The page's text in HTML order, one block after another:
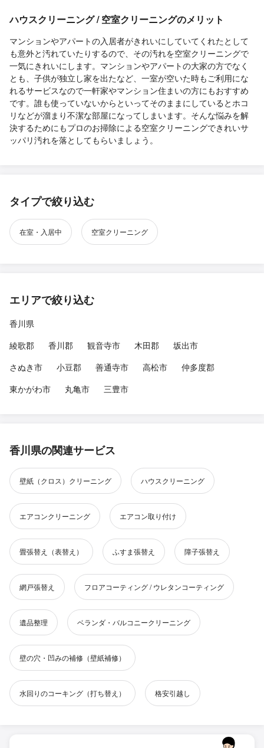
ハウスクリーニング / 空室クリーニングのメリット
マンションやアパートの入居者がきれいにしていてくれたとして
も意外と汚れていたりするので、その汚れを空室クリーニングで
一気にきれいにします。マンションやアパートの大家の方でなく
とも、子供が独立し家を出たなど、一室が空いた時もご利用にな
れるサービスなので一軒家やマンション住まいの方にもおすすめ
です。誰も使っていないからといってそのままにしているとホコ
リなどが溜まり不潔な部屋になってしまいます。そんな悩みを解
決するためにもプロのお掃除による空室クリーニングできれいサ
ッパリ汚れを落としてもらいましょう。
タイプで絞り込む
在室・入居中 空室クリーニング
エリアで絞り込む
香川県
綾歌郡
香川郡 観音寺市 木田郡
坂出市
さぬき市
小豆郡 善通寺市 高松市
仲多度郡
東かがわ市
丸亀市 三豊市
香川県の関連サービス
壁紙（クロス）クリーニング ハウスクリーニング
エアコンクリーニング エアコン取り付け
畳張替え（表替え） ふすま張替え 障子張替え
網戸張替え フロアコーティング / ウレタンコーティング
遺品整理 ベランダ・バルコニークリーニング
壁の穴・凹みの補修（壁紙補修）
水回りのコーキング（打ち替え） 格安引越し